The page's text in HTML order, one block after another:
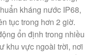
kháng nước IP68,
tục trong hơn 2 giờ.
ổn định trong nhiều
khu vực ngoài trời, nơi